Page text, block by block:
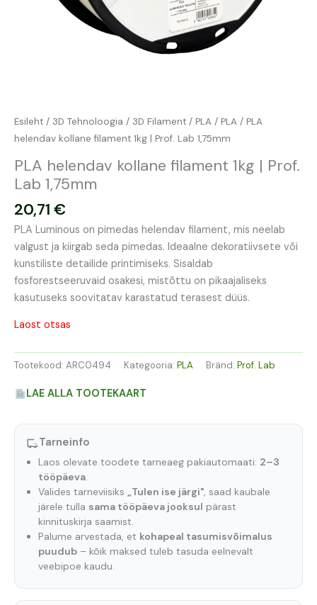
Esileht / 3D Tehnoloogia / 3D Filament / PLA / PLA / PLA
helendav kollane filament 1kg | Prof. Lab 1,75mm
PLA helendav kollane filament 1kg | Prof.
Lab 1,75mm
20,71 €
PLA Luminous on pimedas helendav filament, mis neelab
valgust ja kiirgab seda pimedas. Ideaalne dekoratiivsete või
kunstiliste detailide printimiseks. Sisaldab
fosforestseeruvaid osakesi, mistõttu on pikaajaliseks
kasutuseks soovitatav karastatud terasest düüs.
Laost otsas
Tootekood: ARC0494 Kategooria: PLA Bränd: Prof. Lab
LAE ALLA TOOTEKAART
Tarneinfo
Laos olevate toodete tarneaeg pakiautomaati: 2–3
tööpäeva.
Valides tarneviisiks „Tulen ise järgi", saad kaubale
järele tulla sama tööpäeva jooksul pärast
kinnituskirja saamist.
Palume arvestada, et kohapeal tasumisvõimalus
puudub– kõik maksed tuleb tasuda eelnevalt
veebipoe kaudu.